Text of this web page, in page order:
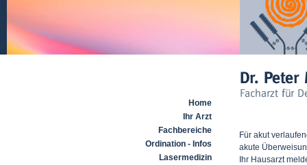
Home
Ihr Arzt
Fachbereiche
Ordination - Infos
Lasermedizin
Für akut
akute
Ihr Hausarzt